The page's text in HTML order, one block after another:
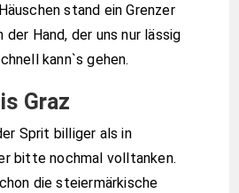
stand ein Grenzer
Hand, der uns nur lässig
kann`s gehen.
Graz
Sprit billiger als in
bitte nochmal volltanken.
die steiermärkische